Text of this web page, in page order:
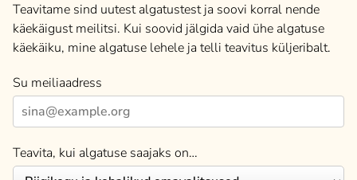
Teavitame sind uutest algatustest ja soovi korral nende
käekäigust meilitsi. Kui soovid jälgida vaid ühe algatuse
käekäiku, mine algatuse lehele ja telli teavitus küljeribalt.
Su meiliaadress
Teavita, kui algatuse saajaks on…